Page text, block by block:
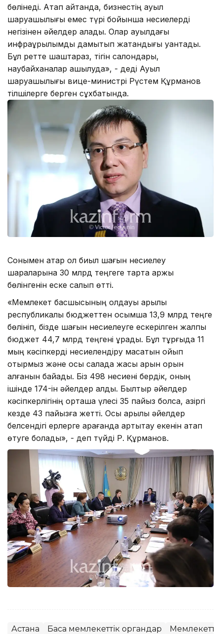
бөлінеді. Атап айтқанда, бизнестің ауыл
шаруашылығы емес түрі бойынша несиелерді
негізінен әйелдер алады. Олар ауылдағы
инфрақұрылымды дамытып жатқандығы қуантады.
Бұл ретте шаштараз, тігін салондары,
наубайханалар ашылуда», - деді Ауыл
шаруашылығы вице-министрі Рүстем Құрманов
тілшілерге берген сұхбатында.
Сонымен қатар ол биыл шағын несиелеу
шараларына 30 млрд теңгеге тарта қаржы
бөлінгенін еске салып өтті.
«Мемлекет басшысының қолдауы арқылы
республикалық бюджеттен қосымша 13,9 млрд теңге
бөлініп, бізде шағын несиелеуге ескерілген жалпы
бюджет 44,7 млрд теңгені құрады. Бұл тұрғыда 11
мың кәсіпкерді несиелендіру мақсатын қойып
отырмыз және осы салада жақсы қарқын орын
алғанын байқадық. Біз 498 несиені бердік, оның
ішінде 174-ін әйелдер алды. Былтыр әйелдер
кәсіпкерлігінің орташа үлесі 35 пайыз болса, қазіргі
кезде 43 пайызға жетті. Осы арқылы әйелдер
белсендігі ерлерге қарағанда артықтау екенін атап
өтуге болады», - деп түйді Р. Құрманов.
Астана Басқа мемлекеттік органдар